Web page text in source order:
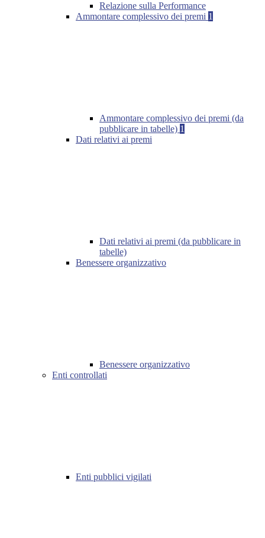
Relazione sulla Performance
Ammontare complessivo dei premi 1
Ammontare complessivo dei premi (da
pubblicare in tabelle) 1
Dati relativi ai premi
Dati relativi ai premi (da pubblicare in
tabelle)
Benessere organizzativo
Benessere organizzativo
Enti controllati
Enti pubblici vigilati